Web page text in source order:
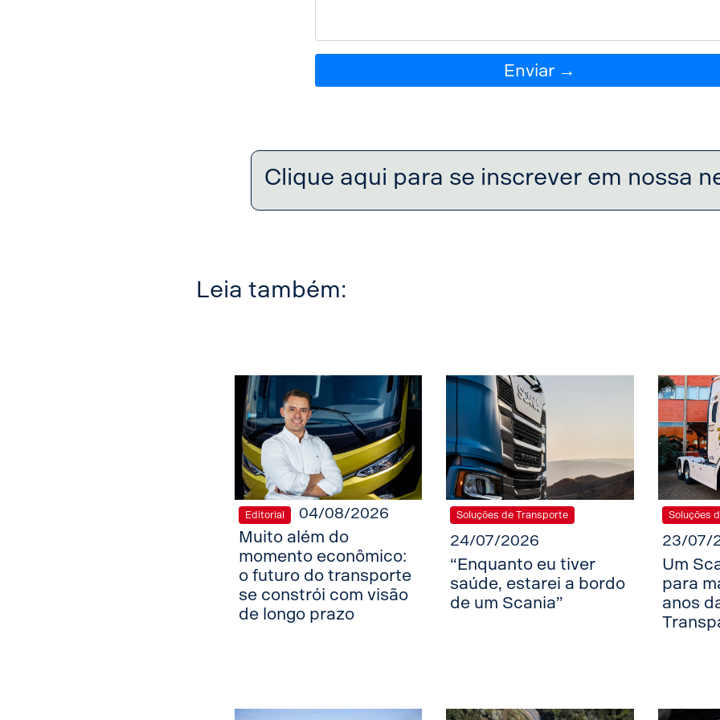
Enviar →
Clique aqui para se inscrever em nossa
Leia também:
Editorial 04/08/2026
Muito além do
momento econômico:
o futuro do transporte
se constrói com visão
de longo prazo
Soluções de Transporte
24/07/2026
“Enquanto eu tiver
saúde, estarei a bordo
de um Scania”
Soluções
23/07/
Um
para
anos